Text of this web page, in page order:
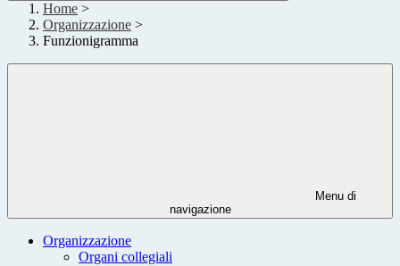
Home >
Organizzazione >
Funzionigramma
Menu di
navigazione
Organizzazione
Organi collegiali